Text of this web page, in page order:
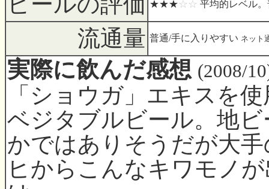
★★★☆☆ 平均的レベル
流通量 普通/手に入りやすい ネット
実際に飲んだ感想 (2008/
「ショウガ」エキスを
ベジタブルビール。地
かではありそうだが大
ヒからこんなキワモノ